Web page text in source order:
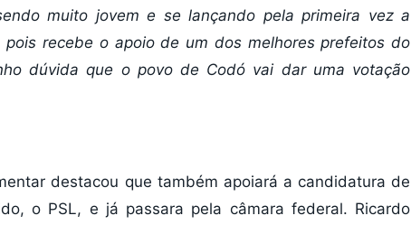
muito jovem e se lançando pela primeira vez a
recebe o apoio de um dos melhores prefeitos do
dúvida que o povo de Codó vai dar uma votação
destacou que também apoiará a candidatura de
o PSL, e já passara pela câmara federal. Ricardo